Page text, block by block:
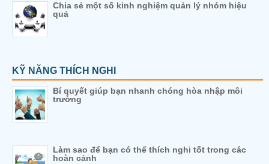
Chia sẻ một số kinh nghiệm quản lý nhóm hiệu
quả
KỸ NĂNG THÍCH NGHI
Bí quyết giúp bạn nhanh chóng hòa nhập môi
trường
Làm sao để bạn có thể thích nghi tốt trong các
hoàn cảnh